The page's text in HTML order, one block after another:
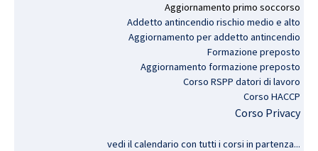
Aggiornamento primo soccorso
Addetto antincendio rischio medio e alto
Aggiornamento per addetto antincendio
Formazione preposto
Aggiornamento formazione preposto
Corso RSPP datori di lavoro
Corso HACCP
Corso Privacy
vedi il calendario con tutti i corsi in partenza...